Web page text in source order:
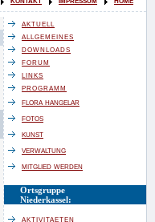
aktuell
allgemeines
downloads
forum
links
programm
flora hangelar
fotos
kunst
verwaltung
mitglied werden
Ortsgruppe
Niederkassel:
aktivitaeten